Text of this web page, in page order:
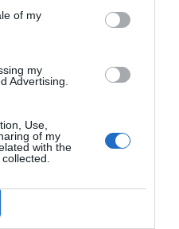
of my
my
Advertising.
Use,
of my
with the